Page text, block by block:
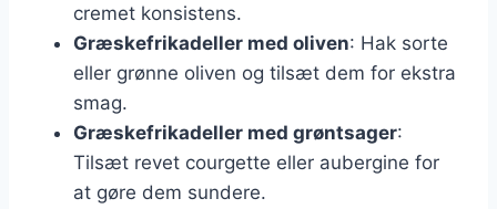
cremet konsistens.
Græskefrikadeller med oliven: Hak sorte
eller grønne oliven og tilsæt dem for ekstra
smag.
Græskefrikadeller med grøntsager:
Tilsæt revet courgette eller aubergine for
at gøre dem sundere.